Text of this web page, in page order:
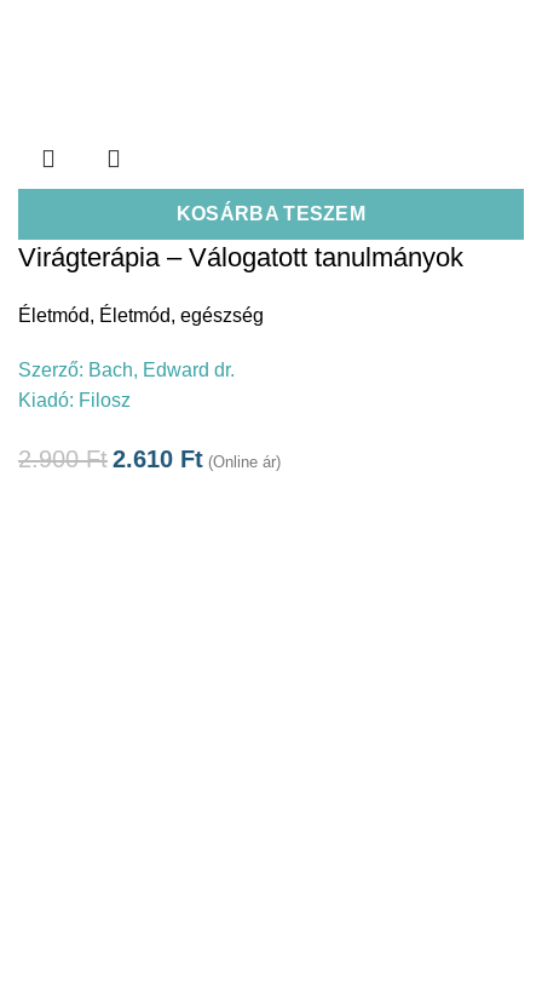
KOSÁRBA TESZEM
Virágterápia – Válogatott tanulmányok
Életmód, Életmód, egészség
Szerző: Bach, Edward dr.
Kiadó: Filosz
2.900Ft2.610 Ft (Online ár)